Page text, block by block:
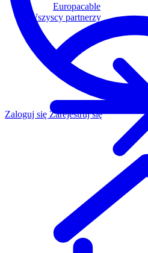
Europacable
Wszyscy partnerzy
Zaloguj się Zarejestruj się